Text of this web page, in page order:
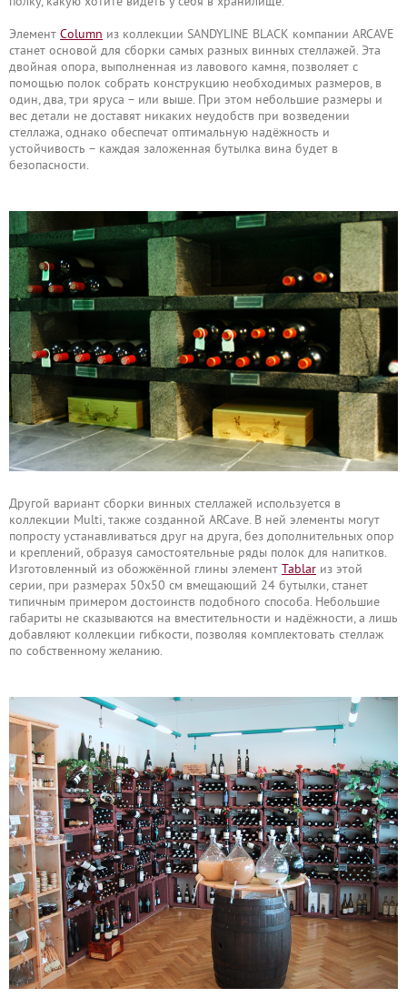
Элемент Column из коллекции SANDYLINE BLACK компании ARCAVE
станет основой для сборки самых разных винных стеллажей. Эта
двойная опора, выполненная из лавового камня, позволяет с
помощью полок собрать конструкцию необходимых размеров, в
один, два, три яруса – или выше. При этом небольшие размеры и
вес детали не доставят никаких неудобств при возведении
стеллажа, однако обеспечат оптимальную надёжность и
устойчивость – каждая заложенная бутылка вина будет в
безопасности.
Другой вариант сборки винных стеллажей используется в
коллекции Multi, также созданной ARCave. В ней элементы могут
попросту устанавливаться друг на друга, без дополнительных опор
и креплений, образуя самостоятельные ряды полок для напитков.
Изготовленный из обожжённой глины элемент Tablar из этой
серии, при размерах 50х50 см вмещающий 24 бутылки, станет
типичным примером достоинств подобного способа. Небольшие
габариты не сказываются на вместительности и надёжности, а лишь
добавляют коллекции гибкости, позволяя комплектовать стеллаж
по собственному желанию.